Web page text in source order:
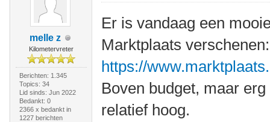
melle z
Kilometervreter
Berichten: 1.345
Topics: 34
Lid sinds: Jun 2022
Bedankt: 0
2366 x bedankt in
1227 berichten
Er is vandaag een
Marktplaats verschenen:
https://
Boven budget, maar
relatief hoog.